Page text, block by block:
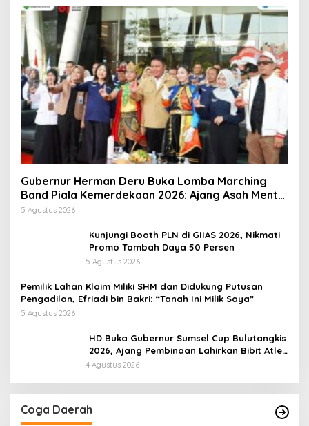
Gubernur Herman Deru Buka Lomba Marching
Band Piala Kemerdekaan 2026: Ajang Asah Mental
dan Kedisiplinan Generasi Muda
5 Agustus 2026
Kunjungi Booth PLN di GIIAS 2026, Nikmati
Promo Tambah Daya 50 Persen
5 Agustus 2026
Pemilik Lahan Klaim Miliki SHM dan Didukung Putusan
Pengadilan, Efriadi bin Bakri: “Tanah Ini Milik Saya”
5 Agustus 2026
HD Buka Gubernur Sumsel Cup Bulutangkis
2026, Ajang Pembinaan Lahirkan Bibit Atlet
Baru
4 Agustus 2026
Coga Daerah